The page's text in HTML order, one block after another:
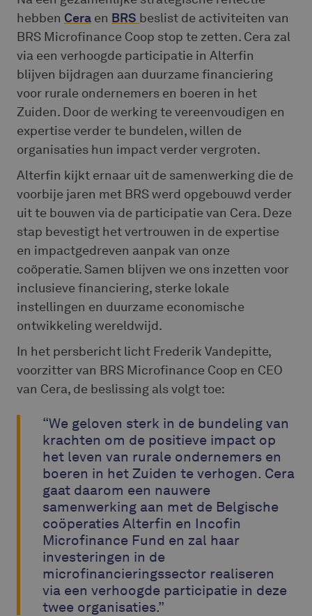
hebben Cera en BRS beslist de activiteiten van
BRS Microfinance Coop stop te zetten. Cera zal
via een verhoogde participatie in Alterfin
blijven bijdragen aan duurzame financiering
voor rurale ondernemers en boeren in het
Zuiden. Door de werking te vereenvoudigen en
expertise verder te bundelen, willen de
organisaties hun impact verder vergroten.
Alterfin kijkt ernaar uit de samenwerking die de
voorbije jaren met BRS werd opgebouwd verder
uit te bouwen via de participatie van Cera. Deze
stap bevestigt het vertrouwen in de expertise
en impactgedreven aanpak van onze
coöperatie. Samen blijven we ons inzetten voor
inclusieve financiering, sterke lokale
instellingen en duurzame economische
ontwikkeling wereldwijd.
In het persbericht licht Frederik Vandepitte,
voorzitter van BRS Microfinance Coop en CEO
van Cera, de beslissing als volgt toe:
“We geloven sterk in de bundeling van
krachten om de positieve impact op
het leven van rurale ondernemers en
boeren in het Zuiden te verhogen. Cera
gaat daarom een nauwere
samenwerking aan met de Belgische
coöperaties Alterfin en Incofin
Microfinance Fund en zal haar
investeringen in de
microfinancieringssector realiseren
via een verhoogde participatie in deze
twee organisaties.”